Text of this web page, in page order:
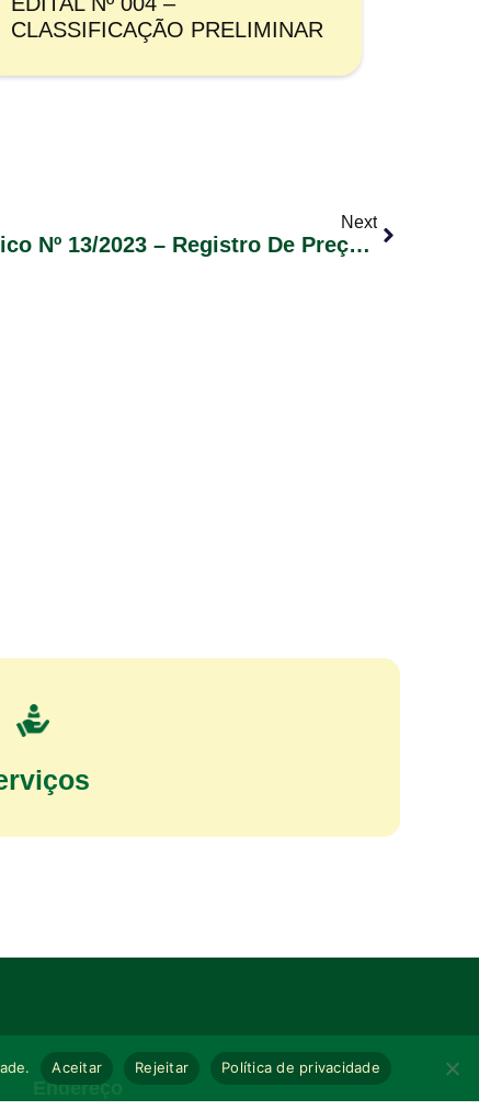
CLASSIFICAÇÃO PRELIMINAR
Next
Edital De Pregão Eletrônico Nº 13/2023 – Registro De Preços Para Eventual Aquisição De Equipamentos De Informática
Endereço
Aceitar Rejeitar Política de privacidade